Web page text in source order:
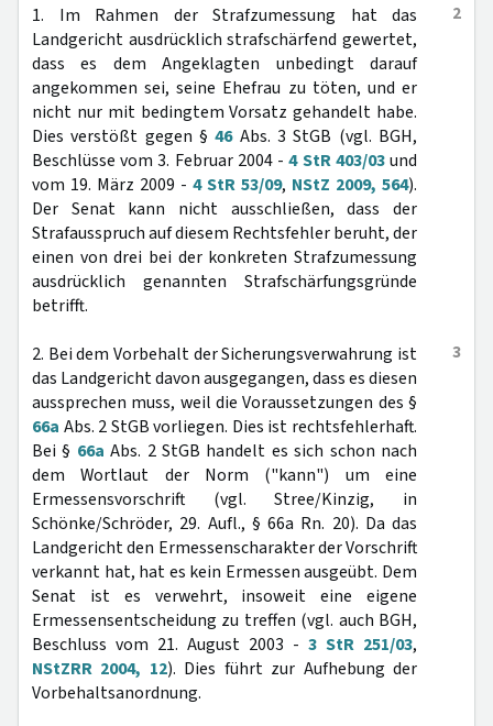
2
1. Im Rahmen der Strafzumessung hat das
Landgericht ausdrücklich strafschärfend gewertet,
dass es dem Angeklagten unbedingt darauf
angekommen sei, seine Ehefrau zu töten, und er
nicht nur mit bedingtem Vorsatz gehandelt habe.
Dies verstößt gegen §46Abs. 3 StGB (vgl. BGH,
Beschlüsse vom 3. Februar 2004 -4 StR 403/03und
vom 19. März 2009 - 4 StR 53/09, NStZ 2009, 564).
Der Senat kann nicht ausschließen, dass der
Strafausspruch auf diesem Rechtsfehler beruht, der
einen von drei bei der konkreten Strafzumessung
ausdrücklich genannten Strafschärfungsgründe
betrifft.
3
2. Bei dem Vorbehalt der Sicherungsverwahrung ist
das Landgericht davon ausgegangen, dass es diesen
aussprechen muss, weil die Voraussetzungen des §
66a Abs. 2 StGB vorliegen. Dies ist rechtsfehlerhaft.
Bei § 66a Abs. 2 StGB handelt es sich schon nach
dem Wortlaut der Norm ("kann") um eine
Ermessensvorschrift (vgl. Stree/Kinzig, in
Schönke/Schröder, 29. Aufl., § 66a Rn. 20). Da das
Landgericht den Ermessenscharakter der Vorschrift
verkannt hat, hat es kein Ermessen ausgeübt. Dem
Senat ist es verwehrt, insoweit eine eigene
Ermessensentscheidung zu treffen (vgl. auch BGH,
Beschluss vom 21. August 2003 - 3 StR 251/03,
NStZRR 2004, 12). Dies führt zur Aufhebung der
Vorbehaltsanordnung.